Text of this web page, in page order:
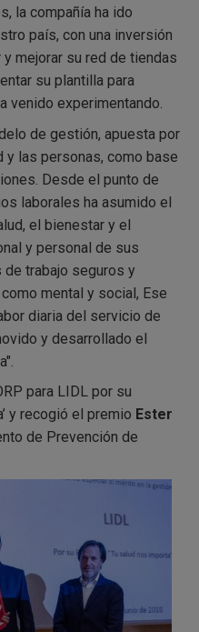
la compañía ha ido
país, con una inversión
mejorar su red de tiendas
su plantilla para
venido experimentando.
de gestión, apuesta por
las personas, como base
Desde el punto de
laborales ha asumido el
el bienestar y el
y personal de sus
de trabajo seguros y
mental y social, Ese
diaria del servicio de
y desarrollado el
para LIDL por su
y recogió el premio Ester
de Prevención de